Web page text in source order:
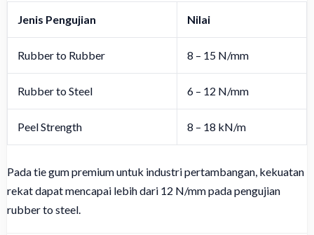
Jenis Pengujian Nilai
Rubber to Rubber 8 – 15 N/mm
Rubber to Steel 6 – 12 N/mm
Peel Strength 8 – 18 kN/m
Pada tie gum premium untuk industri pertambangan, kekuatan
rekat dapat mencapai lebih dari 12 N/mm pada pengujian
rubber to steel.